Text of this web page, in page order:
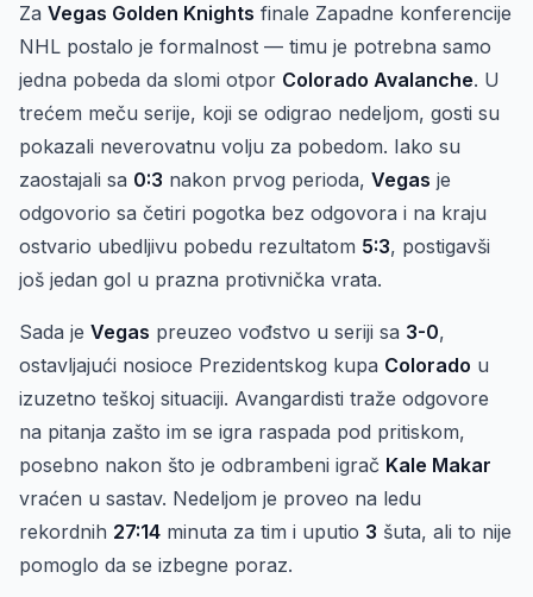
Za Vegas Golden Knights finale Zapadne konferencije
NHL postalo je formalnost — timu je potrebna samo
jedna pobeda da slomi otpor Colorado Avalanche. U
trećem meču serije, koji se odigrao nedeljom, gosti su
pokazali neverovatnu volju za pobedom. Iako su
zaostajali sa 0:3 nakon prvog perioda, Vegas je
odgovorio sa četiri pogotka bez odgovora i na kraju
ostvario ubedljivu pobedu rezultatom 5:3, postigavši
još jedan gol u prazna protivnička vrata.
Sada je Vegas preuzeo vođstvo u seriji sa 3-0,
ostavljajući nosioce Prezidentskog kupa Colorado u
izuzetno teškoj situaciji. Avangardisti traže odgovore
na pitanja zašto im se igra raspada pod pritiskom,
posebno nakon što je odbrambeni igrač Kale Makar
vraćen u sastav. Nedeljom je proveo na ledu
rekordnih 27:14 minuta za tim i uputio 3 šuta, ali to nije
pomoglo da se izbegne poraz.